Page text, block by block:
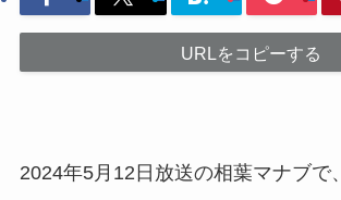
URLをコピーする
2024年5月12日放送の相葉マナブで、